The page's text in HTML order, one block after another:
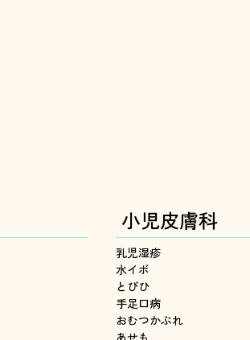
小児皮膚科
乳児湿疹
水イボ
とびひ
手足口病
おむつかぶれ
あせも